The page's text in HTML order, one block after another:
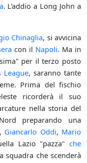
. L'addio a Long John a
Chinaglia, si avvicina
con il Napoli. Ma in
per il terzo posto
League, saranno tante
Prima del fischio
ricorderà il suo
nella storia del
preparando una
, Giancarlo Oddi, Mario
Lazio "pazza" che
squadra che scenderà